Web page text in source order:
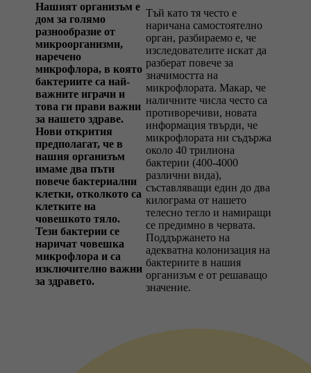
Нашият организъм е
дом за голямо
разнообразие от
микроорганизми,
наречено
микрофлора, в която
бактериите са най-
важните играчи и
това ги прави важни
за нашето здраве.
Нови открития
предполагат, че в
нашия организъм
имаме два пъти
повече бактериални
клетки, отколкото са
клетките на
човешкото тяло.
Тези бактерии се
наричат човешка
микрофлора и са
изключително важни
за здравето.
Тъй като тя често е
наричана самостоятелно
орган, разбираемо е, че
изследователите искат да
разберат повече за
значимостта на
микрофлората. Макар, че
наличните числа често са
противоречиви, новата
информация твърди, че
микрофлората ни съдържа
около 40 трилиона
бактерии (400-4000
различни вида),
съставляващи един до два
килограма от нашето
телесно тегло и намиращи
се предимно в червата.
Поддържането на
адекватна колонизация на
бактериите в нашия
организъм е от решаващо
значение.